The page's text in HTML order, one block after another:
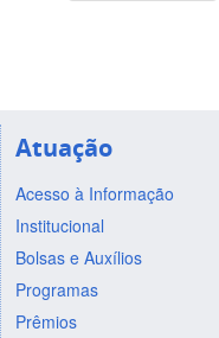
Atuação
Acesso à Informação
Institucional
Bolsas e Auxílios
Programas
Prêmios